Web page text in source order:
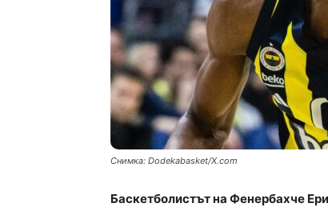
Снимка: Dodekabasket/X.com
Баскетболистът на Фенербахче